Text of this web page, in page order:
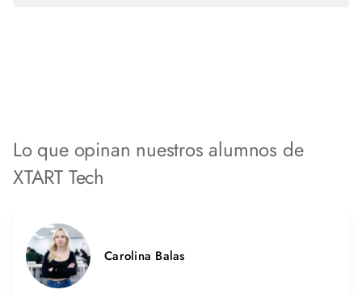
Lo que opinan nuestros alumnos de
XTART Tech
Carolina Balas